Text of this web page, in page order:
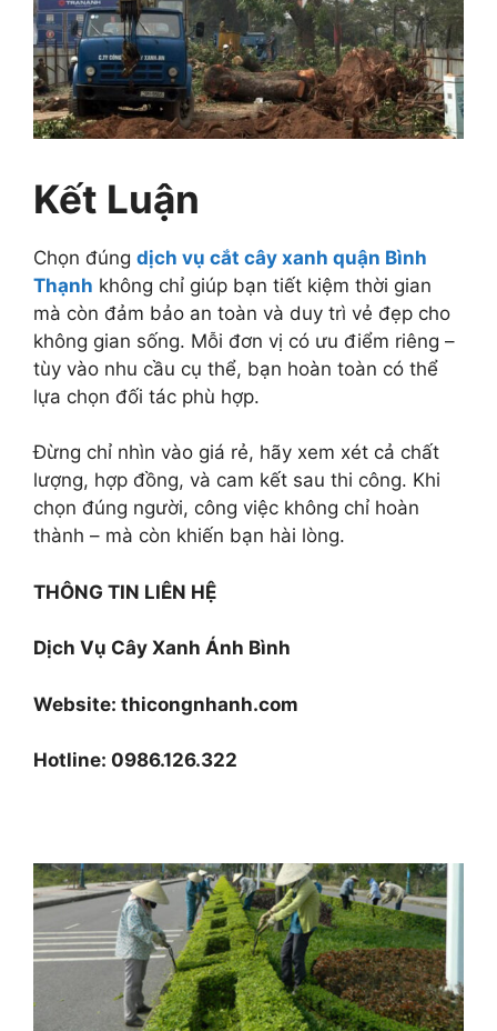
Kết Luận
Chọn đúng dịch vụ cắt cây xanh quận Bình
Thạnh không chỉ giúp bạn tiết kiệm thời gian
mà còn đảm bảo an toàn và duy trì vẻ đẹp cho
không gian sống. Mỗi đơn vị có ưu điểm riêng –
tùy vào nhu cầu cụ thể, bạn hoàn toàn có thể
lựa chọn đối tác phù hợp.
Đừng chỉ nhìn vào giá rẻ, hãy xem xét cả chất
lượng, hợp đồng, và cam kết sau thi công. Khi
chọn đúng người, công việc không chỉ hoàn
thành – mà còn khiến bạn hài lòng.
THÔNG TIN LIÊN HỆ
Dịch Vụ Cây Xanh Ánh Bình
Website: thicongnhanh.com
Hotline: 0986.126.322